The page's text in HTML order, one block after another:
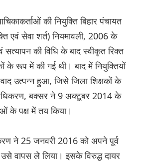
की नियुक्ति बिहार पंचायत
एवं सेवा शर्त) नियमावली, 2006 के
सत्यापन की विधि के बाद स्वीकृत रिक्त
के रूप में की गई थी। बाद में नियुक्तियों
उत्पन्न हुआ, जिसे जिला शिक्षकों के
बक्सर ने 9 अक्टूबर 2014 के
के पक्ष में तय किया।
ने 25 जनवरी 2016 को अपने पूर्व
वापस ले लिया। इसके विरुद्ध दायर